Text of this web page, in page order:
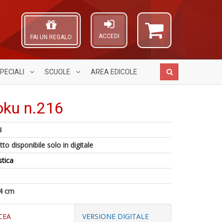
ACCEDI
FAI UN REGALO
SCUOLE AREA EDICOLE
n.216
disponibile solo in digitale
cm
VERSIONE DIGITALE